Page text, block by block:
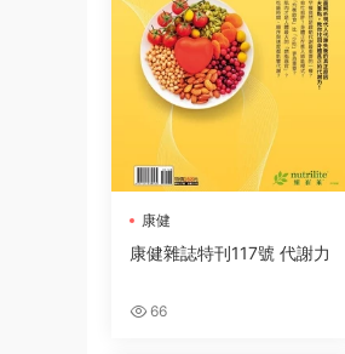
康健
康健雜誌特刊117號 代謝力
66